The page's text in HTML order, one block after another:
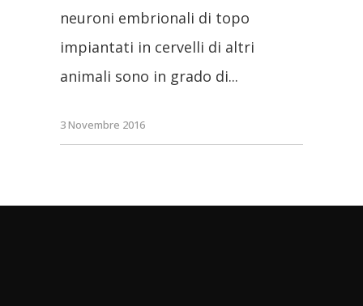
neuroni embrionali di topo
impiantati in cervelli di altri
animali sono in grado di
3 Novembre 2016